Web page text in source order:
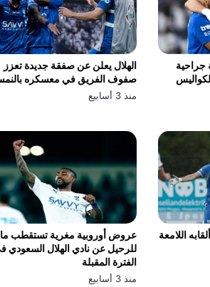
الهلال يعلن عن صفقة جديدة تعزز
صفوف الفريق في معسكره
منذ 3 أسابيع
جراحية
عروض أوروبية مغرية تستقطب
للرحيل عن نادي الهلال السعودي
الفترة المقبلة
منذ 3 أسابيع
اللامعة